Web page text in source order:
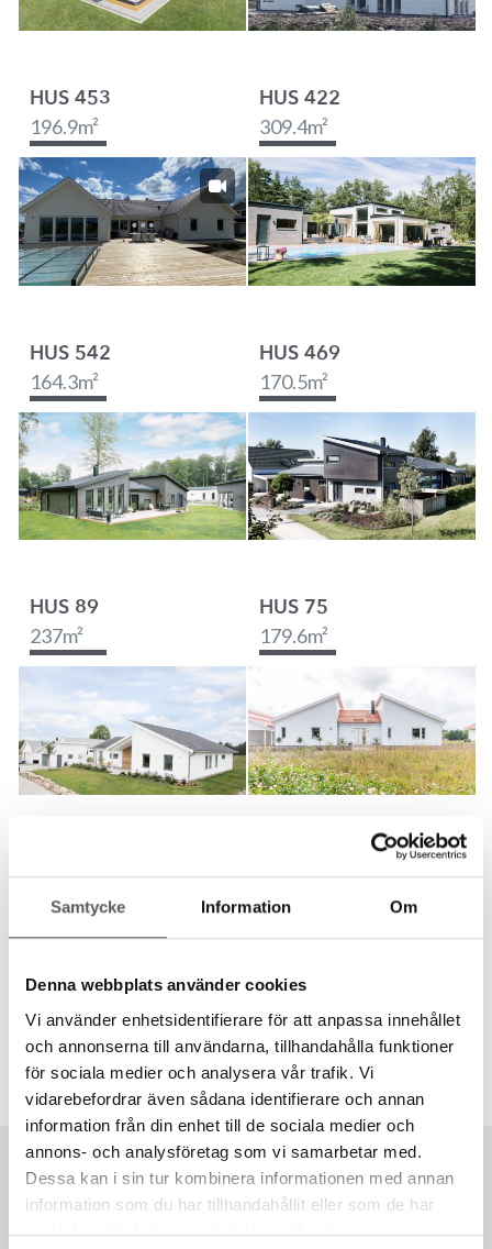
Samtycke Information Om
Denna webbplats använder cookies
Vi använder enhetsidentifierare för att anpassa innehållet
och annonserna till användarna, tillhandahålla funktioner
för sociala medier och analysera vår trafik. Vi
vidarebefordrar även sådana identifierare och annan
information från din enhet till de sociala medier och
annons- och analysföretag som vi samarbetar med.
Dessa kan i sin tur kombinera informationen med annan
information som du har tillhandahållit eller som de har
samlat in när du har använt deras tjänster.
HUS 453
196.9m²
HUS 422
309.4m²
HUS 542
164.3m²
HUS 469
170.5m²
HUS 89
237m²
HUS 75
179.6m²